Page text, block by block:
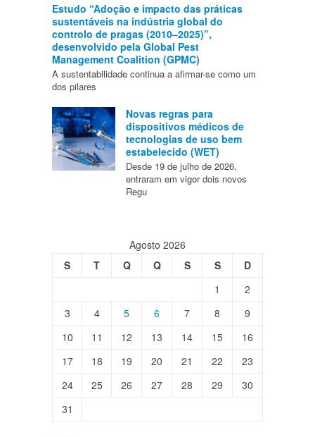
Estudo “Adoção e impacto das práticas
sustentáveis na indústria global do
controlo de pragas (2010–2025)”,
desenvolvido pela Global Pest
Management Coalition (GPMC)
A sustentabilidade continua a afirmar-se como um
dos pilares
Novas regras para
dispositivos médicos de
tecnologias de uso bem
estabelecido (WET)
Desde 19 de julho de 2026,
entraram em vigor dois novos
Regu
Agosto 2026
S
T Q Q S S
D
1
2
3
4 5 6 7 8
9
10
11 12 13 14 15
16
17
18 19 20 21 22
23
24
25 26 27 28 29
30
31